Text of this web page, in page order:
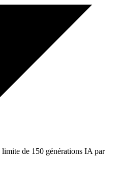
de 150 générations IA par